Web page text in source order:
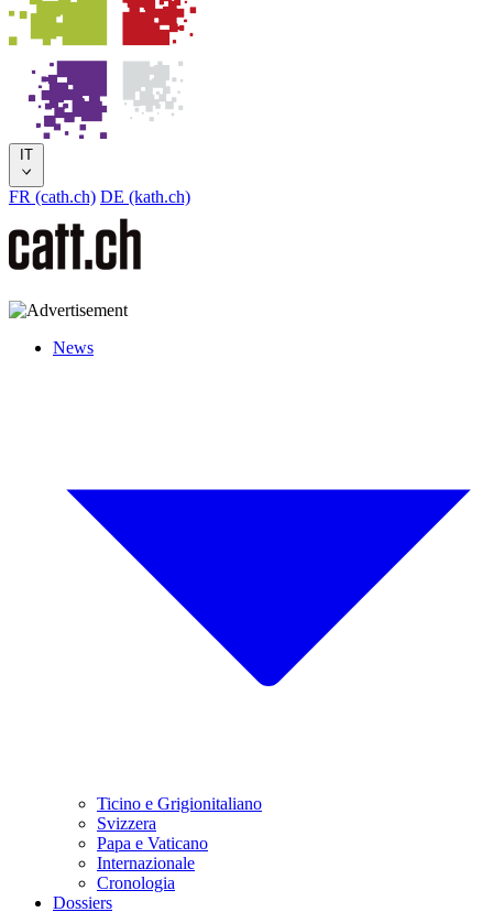
IT
FR (cath.ch) DE (kath.ch)
News
Ticino e Grigionitaliano
Svizzera
Papa e Vaticano
Internazionale
Cronologia
Dossiers